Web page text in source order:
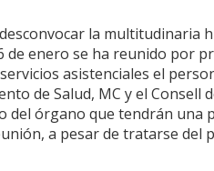
la
de enero se ha reunido por
asistenciales el
de Salud, MC y el Consell
del órgano que tendrán una
a pesar de tratarse